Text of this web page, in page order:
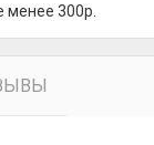
менее 300р.